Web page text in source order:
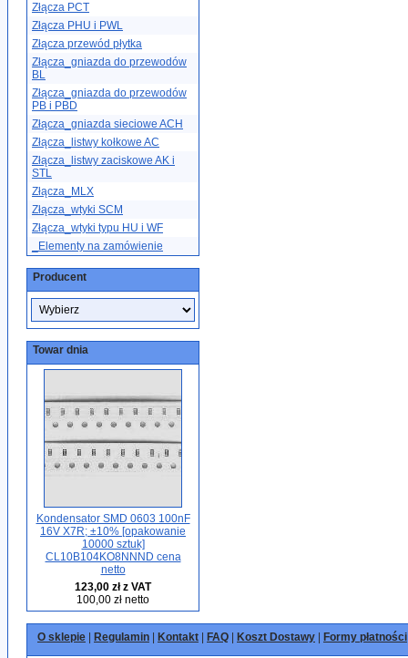
Złącza PCT
Złącza PHU i PWL
Złącza przewód płytka
Złącza_gniazda do przewodów
BL
Złącza_gniazda do przewodów
PB i PBD
Złącza_gniazda sieciowe ACH
Złącza_listwy kołkowe AC
Złącza_listwy zaciskowe AK i
STL
Złącza_MLX
Złącza_wtyki SCM
Złącza_wtyki typu HU i WF
_Elementy na zamówienie
Producent
Towar dnia
Kondensator SMD 0603 100nF
16V X7R; ±10% [opakowanie
10000 sztuk]
CL10B104KO8NNND cena
netto
123,00 zł z VAT
100,00 zł netto
O sklepie Regulamin Kontakt FAQ Koszt Dostawy Formy płatności